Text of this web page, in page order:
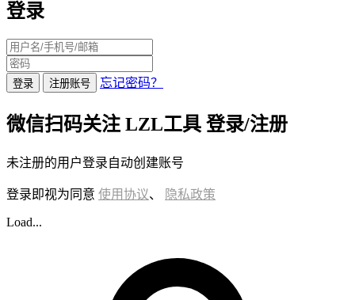
登录
登录 注册账号 忘记密码？
微信扫码关注 LZL工具 登录/注册
未注册的用户登录自动创建账号
登录即视为同意 使用协议、 隐私政策
Load...